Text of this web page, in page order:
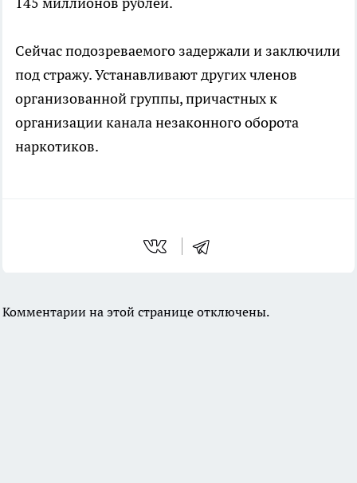
Сейчас подозреваемого задержали и заключили
под стражу. Устанавливают других членов
организованной группы, причастных к
организации канала незаконного оборота
наркотиков.
Комментарии на этой странице отключены.